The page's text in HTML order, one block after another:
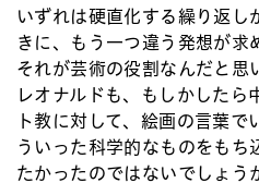
いずれは硬直化する繰り返し
きに、もう一つ違う発想が求
それが芸術の役割なんだと思
レオナルドも、もしかしたら
ト教に対して、絵画の言葉で
ういった科学的なものをもち
たかったのではないでしょう